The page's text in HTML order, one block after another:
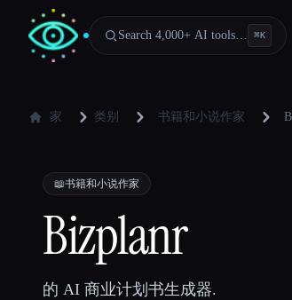
Search 4,000+ AI tools… ⌘K
家 类别 书籍和小说作家
📖书籍和小说作家
Bizplanr
的 AI 商业计划书生成器.